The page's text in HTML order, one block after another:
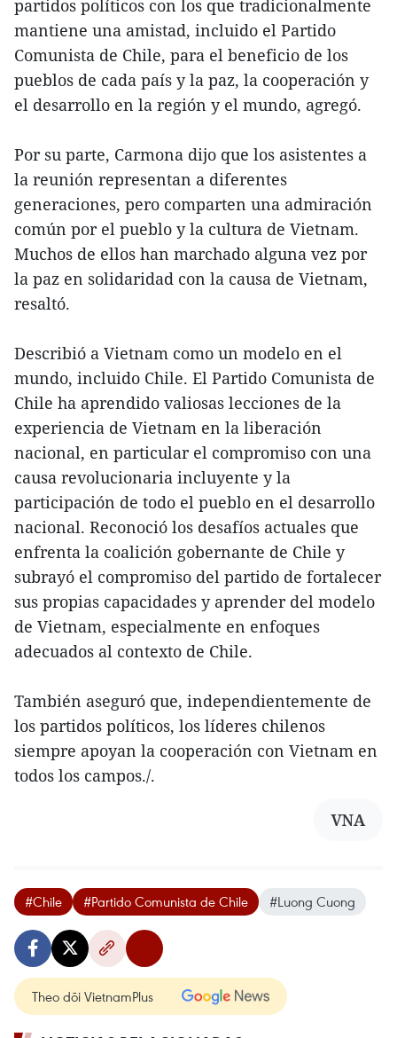
partidos políticos con los que tradicionalmente
mantiene una amistad, incluido el Partido
Comunista de Chile, para el beneficio de los
pueblos de cada país y la paz, la cooperación y
el desarrollo en la región y el mundo, agregó.
Por su parte, Carmona dijo que los asistentes a
la reunión representan a diferentes
generaciones, pero comparten una admiración
común por el pueblo y la cultura de Vietnam.
Muchos de ellos han marchado alguna vez por
la paz en solidaridad con la causa de Vietnam,
resaltó.
Describió a Vietnam como un modelo en el
mundo, incluido Chile. El Partido Comunista de
Chile ha aprendido valiosas lecciones de la
experiencia de Vietnam en la liberación
nacional, en particular el compromiso con una
causa revolucionaria incluyente y la
participación de todo el pueblo en el desarrollo
nacional. Reconoció los desafíos actuales que
enfrenta la coalición gobernante de Chile y
subrayó el compromiso del partido de fortalecer
sus propias capacidades y aprender del modelo
de Vietnam, especialmente en enfoques
adecuados al contexto de Chile.
También aseguró que, independientemente de
los partidos políticos, los líderes chilenos
siempre apoyan la cooperación con Vietnam en
todos los campos./.
VNA
#Chile #Partido Comunista de Chile #Luong Cuong
Theo dõi VietnamPlus